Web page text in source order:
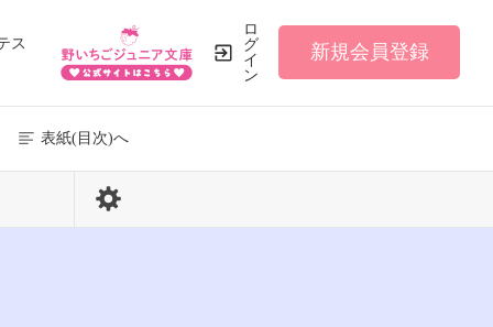
ス
ロ
グ
イ
ン
新規会員登録
表紙(目次)へ
55 / 216